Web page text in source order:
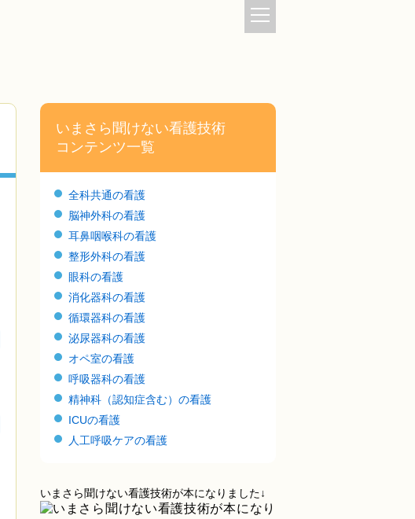
いまさら聞けない看護技術
コンテンツ一覧
全科共通の看護
脳神外科の看護
耳鼻咽喉科の看護
整形外科の看護
眼科の看護
消化器科の看護
循環器科の看護
泌尿器科の看護
オペ室の看護
呼吸器科の看護
精神科（認知症含む）の看護
ICUの看護
人工呼吸ケアの看護
いまさら聞けない看護技術が本になりました↓